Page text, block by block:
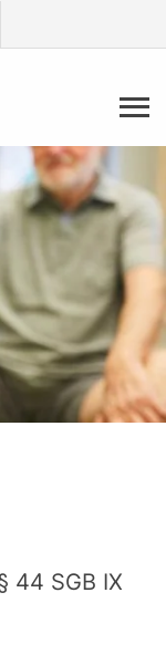
44 SGB IX